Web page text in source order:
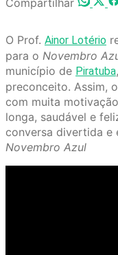
Compartilhar
O Prof. Ainor Lotério
para o Novembro
município de Piratuba
preconceito. Assim,
com muita
longa, saudável e
conversa divertida e
Novembro Azul